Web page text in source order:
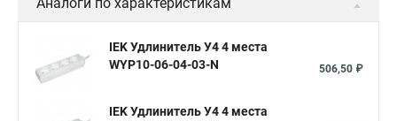
IEK Удлинитель У4 4 места
WYP10-06-04-03-N
506,50 ₽
IEK Удлинитель У4 4 места